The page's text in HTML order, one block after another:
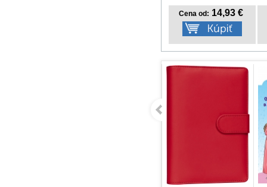
Cena od: 14,93 €